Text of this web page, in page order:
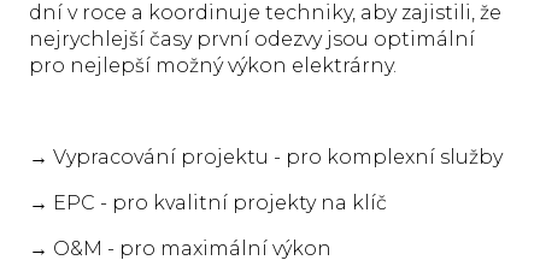
dní v roce a koordinuje techniky, aby zajistili, že
nejrychlejší časy první odezvy jsou optimální
pro nejlepší možný výkon elektrárny.
→ Vypracování projektu - pro komplexní služby
→ EPC - pro kvalitní projekty na klíč
→ O&M - pro maximální výkon